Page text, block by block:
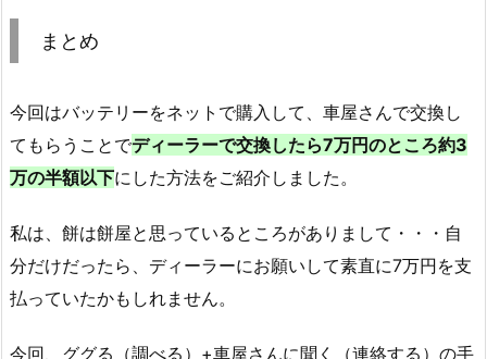
まとめ
今回はバッテリーをネットで購入して、車屋さんで交換し
てもらうことでディーラーで交換したら7万円のところ約3
万の半額以下にした方法をご紹介しました。
私は、餅は餅屋と思っているところがありまして・・・自
分だけだったら、ディーラーにお願いして素直に7万円を支
払っていたかもしれません。
今回、ググる（調べる）+車屋さんに聞く（連絡する）の手